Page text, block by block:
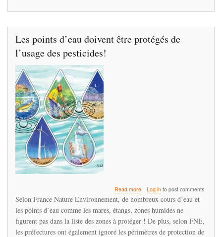
moet
nemen’
Les points d’eau doivent être protégés de
l’usage des pesticides!
Read moreabout
Les
d’eau
doivent
être
Log into post comments
Selon France Nature Environnement, de nombreux cours d’eau et
les points d’eau comme les mares, étangs, zones humides ne
figurent pas dans la liste des zones à protéger ! De plus, selon FNE,
les préfectures ont également ignoré les périmètres de protection de